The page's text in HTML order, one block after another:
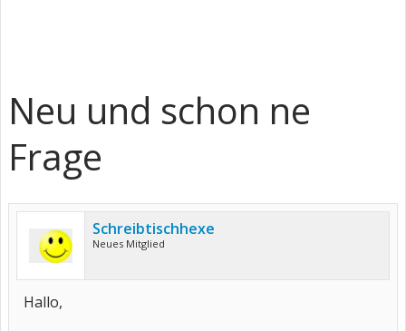
Neu und schon ne
Frage
Schreibtischhexe
Neues Mitglied
Hallo,